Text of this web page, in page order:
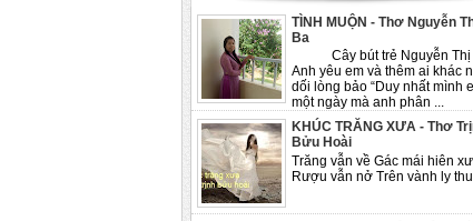
TÌNH MUỘN - Thơ Nguyễn
Ba
Cây bút trẻ Nguyễn Thị
Anh yêu em và thêm ai khác
dối lòng bảo “Duy nhất mình
một ngày mà anh phân ...
KHÚC TRĂNG XƯA - Thơ
Bửu Hoài
Trăng vẫn về Gác mái hiên
Rượu vẫn nở Trên vành ly